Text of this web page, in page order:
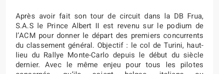
Après avoir fait son tour de circuit dans la DB Frua,
S.A.S le Prince Albert II est revenu sur le podium de
l’ACM pour donner le départ des premiers concurrents
du classement général. Objectif : le col de Turini, haut-
lieu du Rallye Monte-Carlo depuis le début du siècle
dernier. Avec le même enjeu pour tous les pilotes